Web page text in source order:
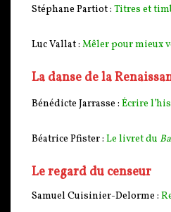
Stéphane Partiot : Titres et
Luc Vallat : Mêler pour mieux
La danse de la
Bénédicte Jarrasse : Écrire
Béatrice Pfister : Le livret du
Le regard du censeur
Samuel Cuisinier-Delorme :